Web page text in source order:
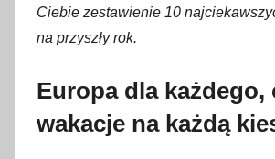
w
a
o
2
5
Ciebie zestawienie 10
na przyszły rok.
Europa dla każdego,
wakacje na każdą